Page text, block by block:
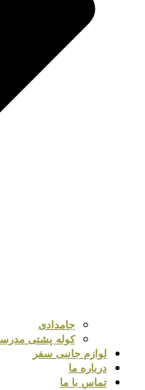
جامدادی
کوله پشتی مدرسه
لوازم جانبی سفر
درباره ما
تماس با ما